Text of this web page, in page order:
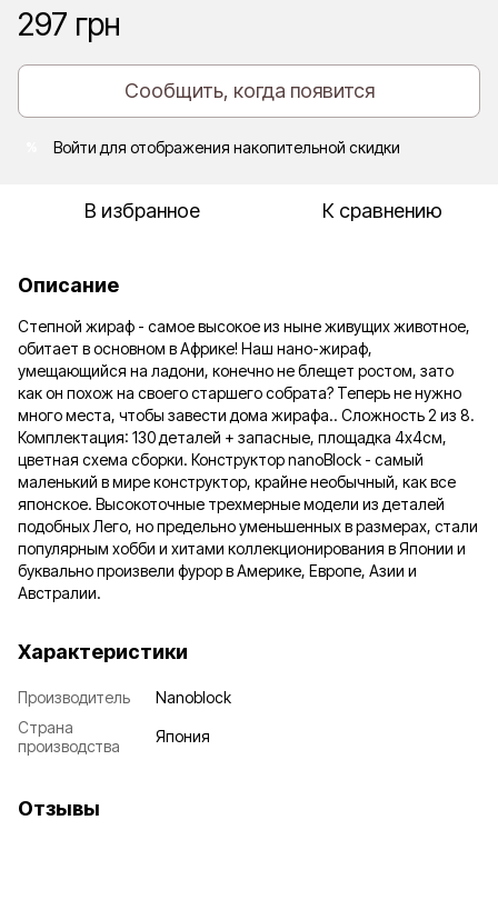
297 грн
Сообщить, когда появится
Войти для отображения накопительной скидки
В избранное К сравнению
Описание
Степной жираф - самое высокое из ныне живущих животное,
обитает в основном в Африке! Наш нано-жираф,
умещающийся на ладони, конечно не блещет ростом, зато
как он похож на своего старшего собрата? Теперь не нужно
много места, чтобы завести дома жирафа.. Сложность 2 из 8.
Комплектация: 130 деталей + запасные, площадка 4х4см,
цветная схема сборки. Конструктор nanoBlock - самый
маленький в мире конструктор, крайне необычный, как все
японское. Высокоточные трехмерные модели из деталей
подобных Лего, но предельно уменьшенных в размерах, стали
популярным хобби и хитами коллекционирования в Японии и
буквально произвели фурор в Америке, Европе, Азии и
Австралии.
Характеристики
Производитель
Nanoblock
Страна
производства
Япония
Отзывы